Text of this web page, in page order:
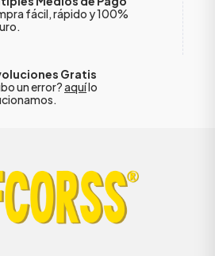
fácil, rápido y 100%
Gratis
un error?aquílo